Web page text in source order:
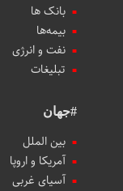
بانک ها
بیمه‌ها
نفت و انرژی
تبلیغات
#جهان
بین الملل
آمریکا و اروپا
آسیای غربی